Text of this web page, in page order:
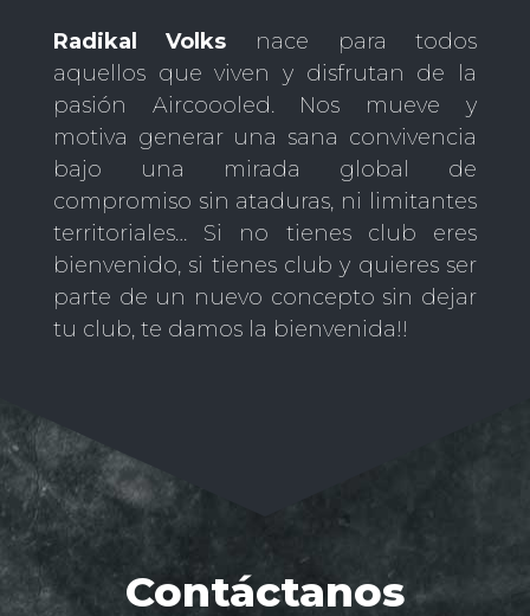
Radikal Volks nace para todos
aquellos que viven y disfrutan de la
pasión Aircoooled. Nos mueve y
motiva generar una sana convivencia
bajo una mirada global de
compromiso sin ataduras, ni limitantes
territoriales… Si no tienes club eres
bienvenido, si tienes club y quieres ser
parte de un nuevo concepto sin dejar
tu club, te damos la bienvenida!!
Contáctanos